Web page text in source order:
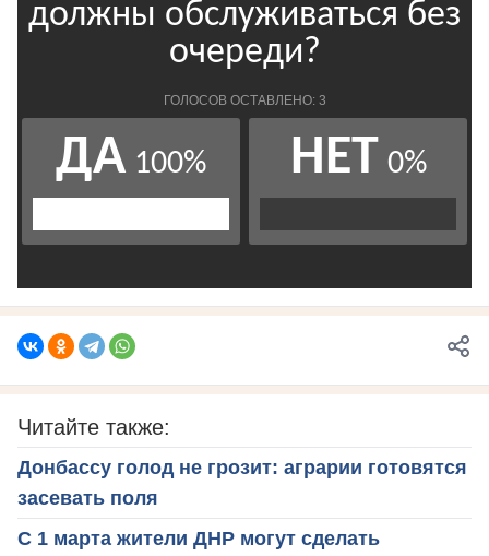
Читайте также:
Донбассу голод не грозит: аграрии готовятся
засевать поля
С 1 марта жители ДНР могут сделать